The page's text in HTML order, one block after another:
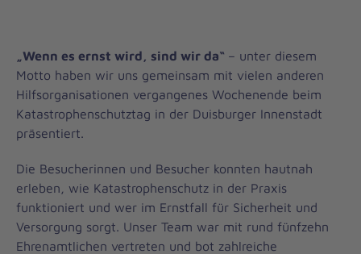
„Wenn es ernst wird, sind wir da“ – unter diesem
Motto haben wir uns gemeinsam mit vielen anderen
Hilfsorganisationen vergangenes Wochenende beim
Katastrophenschutztag in der Duisburger Innenstadt
präsentiert.
Die Besucherinnen und Besucher konnten hautnah
erleben, wie Katastrophenschutz in der Praxis
funktioniert und wer im Ernstfall für Sicherheit und
Versorgung sorgt. Unser Team war mit rund fünfzehn
Ehrenamtlichen vertreten und bot zahlreiche